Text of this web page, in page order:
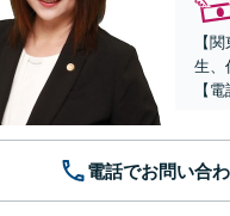
【
生、
【
電話でお問い合